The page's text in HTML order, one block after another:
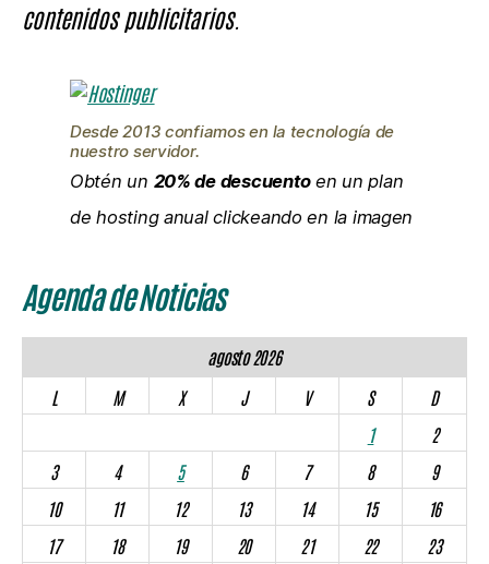
contenidos publicitarios.
Desde 2013 confiamos en la tecnología de
nuestro servidor.
Obtén un 20% de descuentoen un plan
de hosting anual clickeando en la imagen
Agenda de Noticias
agosto 2026
L
M X J V S
D
1
2
3
4 5 6 7 8
9
10
11 12 13 14 15
16
17
18 19 20 21 22
23